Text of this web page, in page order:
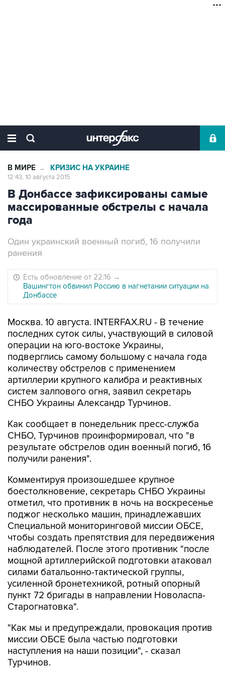
В МИРЕ → КРИЗИС НА УКРАИНЕ
12:43, 10 августа 2015
В Донбассе зафиксированы самые
массированные обстрелы с начала
года
Один украинский военный погиб, 16 получили
ранения
Есть обновление от 22:16 →
Вашингтон обвинил Россию в нагнетании ситуации на
Донбассе
Москва. 10 августа. INTERFAX.RU - В течение
последних суток силы, участвующий в силовой
операции на юго-востоке Украины,
подверглись самому большому с начала года
количеству обстрелов с применением
артиллерии крупного калибра и реактивных
систем залпового огня, заявил секретарь
СНБО Украины Александр Турчинов.
Как сообщает в понедельник пресс-служба
СНБО, Турчинов проинформировал, что "в
результате обстрелов один военный погиб, 16
получили ранения".
Комментируя произошедшее крупное
боестолкновение, секретарь СНБО Украины
отметил, что противник в ночь на воскресенье
поджог несколько машин, принадлежавших
Специальной мониторинговой миссии ОБСЕ,
чтобы создать препятствия для передвижения
наблюдателей. После этого противник "после
мощной артиллерийской подготовки атаковал
силами батальонно-тактической группы,
усиленной бронетехникой, ротный опорный
пункт 72 бригады в направлении Новоласпа-
Старогнатовка".
"Как мы и предупреждали, провокация против
миссии ОБСЕ была частью подготовки
наступления на наши позиции", - сказал
Турчинов.